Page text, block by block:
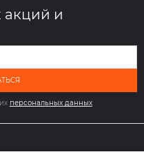
акций и
персональных данных